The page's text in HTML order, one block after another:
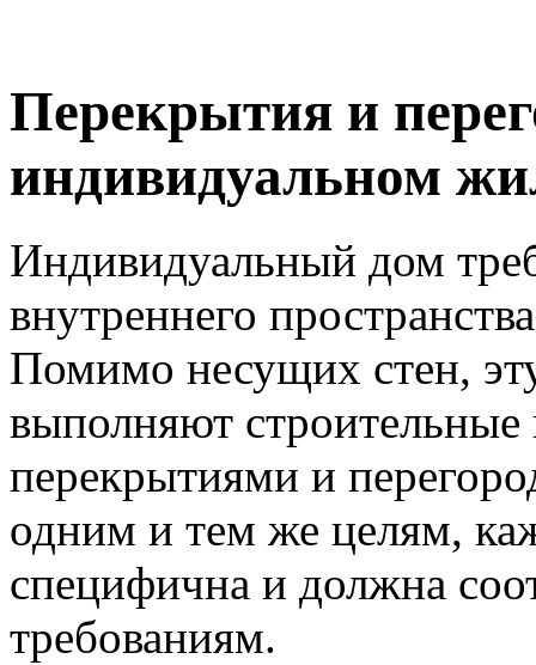
Перекрытия и
индивидуальном
Индивидуальный дом
внутреннего
Помимо несущих стен,
выполняют
перекрытиями и
одним и тем же целям,
специфична и должна
требованиям.